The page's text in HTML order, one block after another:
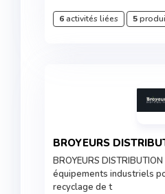
6activités liées 5
BROYEURS
BROYEURS
équipements industriels
recyclage de t